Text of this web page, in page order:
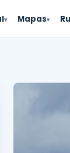
▾ Mapas▾